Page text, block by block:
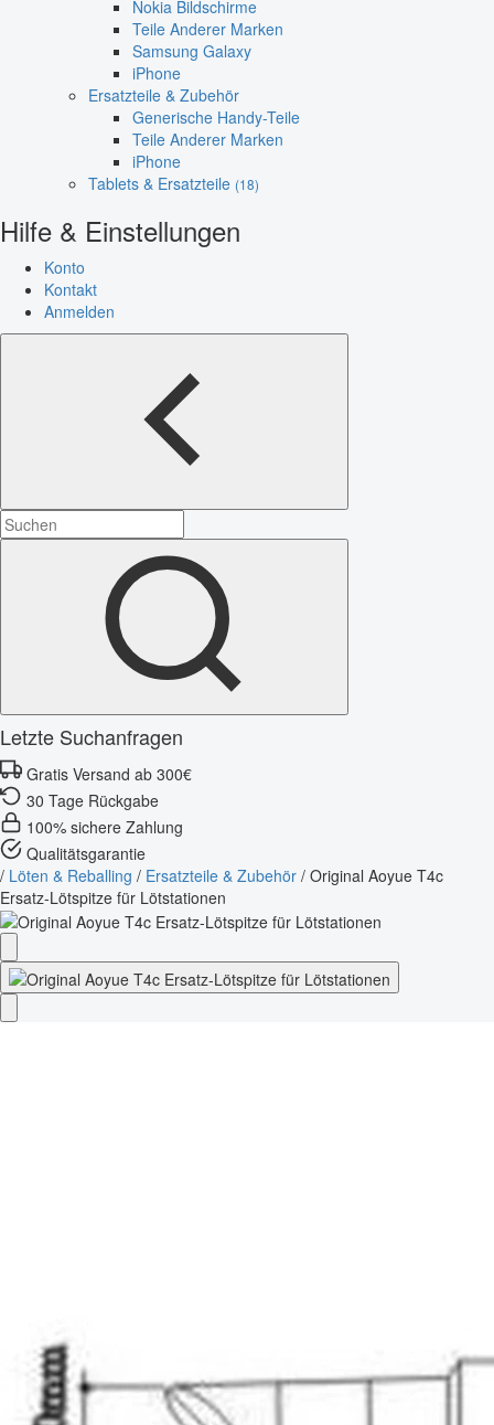
Nokia Bildschirme
Teile Anderer Marken
Samsung Galaxy
iPhone
Ersatzteile & Zubehör
Generische Handy-Teile
Teile Anderer Marken
iPhone
Tablets & Ersatzteile (18)
Hilfe & Einstellungen
Konto
Kontakt
Anmelden
Letzte Suchanfragen
Gratis Versand ab 300€
30 Tage Rückgabe
100% sichere Zahlung
Qualitätsgarantie
/ Löten & Reballing / Ersatzteile & Zubehör / Original Aoyue T4c
Ersatz-Lötspitze für Lötstationen